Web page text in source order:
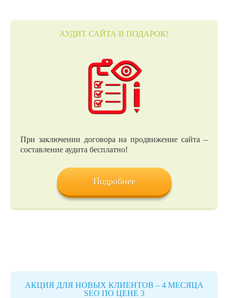
АУДИТ САЙТА В ПОДАРОК!
При заключении договора на продвижение сайта –
составление аудита бесплатно!
Подробнее
АКЦИЯ ДЛЯ НОВЫХ КЛИЕНТОВ – 4 МЕСЯЦА
SEO ПО ЦЕНЕ 3